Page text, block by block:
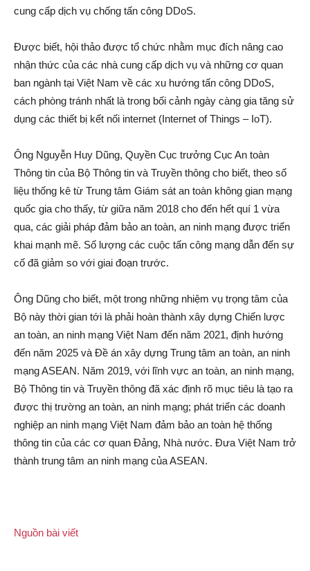
cung cấp dịch vụ chống tấn công DDoS.
Được biết, hội thảo được tổ chức nhằm mục đích nâng cao
nhận thức của các nhà cung cấp dịch vụ và những cơ quan
ban ngành tại Việt Nam về các xu hướng tấn công DDoS,
cách phòng tránh nhất là trong bối cảnh ngày càng gia tăng sử
dụng các thiết bị kết nối internet (Internet of Things – IoT).
Ông Nguyễn Huy Dũng, Quyền Cục trưởng Cục An toàn
Thông tin của Bộ Thông tin và Truyền thông cho biết, theo số
liệu thống kê từ Trung tâm Giám sát an toàn không gian mạng
quốc gia cho thấy, từ giữa năm 2018 cho đến hết quí 1 vừa
qua, các giải pháp đảm bảo an toàn, an ninh mạng được triển
khai mạnh mẽ. Số lượng các cuộc tấn công mạng dẫn đến sự
cố đã giảm so với giai đoạn trước.
Ông Dũng cho biết, một trong những nhiệm vụ trọng tâm của
Bộ này thời gian tới là phải hoàn thành xây dựng Chiến lược
an toàn, an ninh mạng Việt Nam đến năm 2021, định hướng
đến năm 2025 và Đề án xây dựng Trung tâm an toàn, an ninh
mạng ASEAN. Năm 2019, với lĩnh vực an toàn, an ninh mạng,
Bộ Thông tin và Truyền thông đã xác định rõ mục tiêu là tạo ra
được thị trường an toàn, an ninh mạng; phát triển các doanh
nghiệp an ninh mạng Việt Nam đảm bảo an toàn hệ thống
thông tin của các cơ quan Đảng, Nhà nước. Đưa Việt Nam trở
thành trung tâm an ninh mạng của ASEAN.
Nguồn bài viết